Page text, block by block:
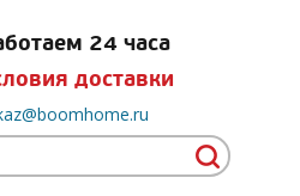
24 часа
доставки